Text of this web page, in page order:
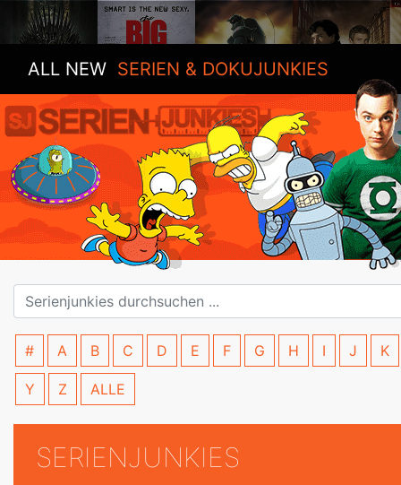
ALL NEW SERIEN & DOKUJUNKIES
# A B C D E F G H I J K
Y Z ALLE
SERIENJUNKIES